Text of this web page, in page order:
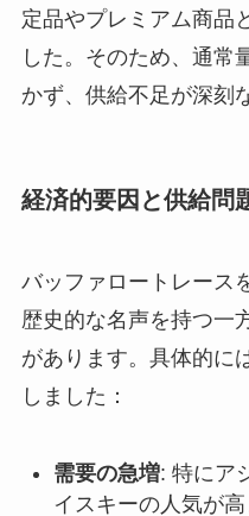
定品やプレミアム商品
した。そのため、通常
かず、供給不足が深刻
経済的要因と供給問
バッファロートレース
歴史的な名声を持つ一
があります。具体的に
しました：
需要の急増: 特にア
イスキーの人気が